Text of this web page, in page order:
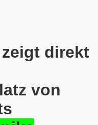
zeigt direkt
von
jung ) und am
darf die junge Mutter
nach §